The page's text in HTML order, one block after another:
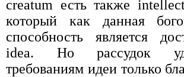
creatum есть также
который как данная
способность является
idea. Но рассудок
требованиям идеи только